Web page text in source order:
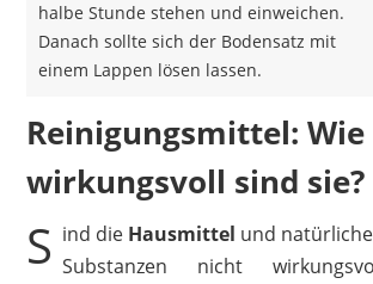
halbe Stunde stehen und einweichen.
Danach sollte sich der Bodensatz mit
einem Lappen lösen lassen.
Reinigungsmittel: Wie
wirkungsvoll sind sie?
S ind die Hausmittel und
Substanzen nicht